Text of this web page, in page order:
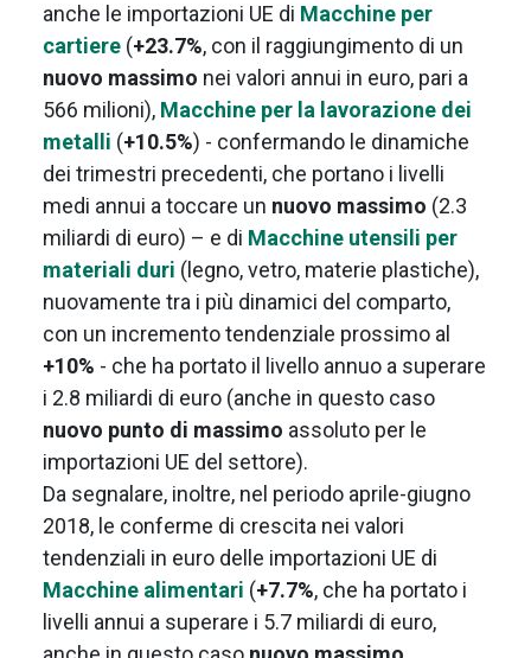
anche le importazioni UE di Macchine per
cartiere (+23.7%, con il raggiungimento di un
nuovo massimo nei valori annui in euro, pari a
566 milioni), Macchine per la lavorazione dei
metalli (+10.5%) - confermando le dinamiche
dei trimestri precedenti, che portano i livelli
medi annui a toccare un nuovo massimo (2.3
miliardi di euro) – e di Macchine utensili per
materiali duri (legno, vetro, materie plastiche),
nuovamente tra i più dinamici del comparto,
con un incremento tendenziale prossimo al
+10% - che ha portato il livello annuo a superare
i 2.8 miliardi di euro (anche in questo caso
nuovo punto di massimo assoluto per le
importazioni UE del settore).
Da segnalare, inoltre, nel periodo aprile-giugno
2018, le conferme di crescita nei valori
tendenziali in euro delle importazioni UE di
Macchine alimentari (+7.7%, che ha portato i
livelli annui a superare i 5.7 miliardi di euro,